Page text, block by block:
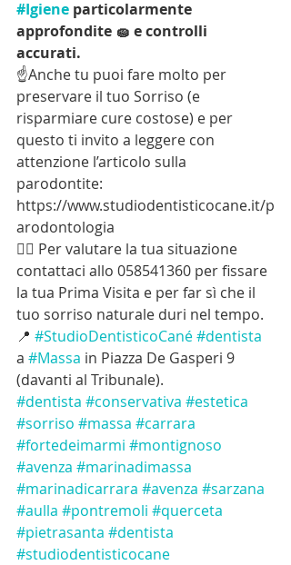
#Igiene particolarmente
approfondite 🧽 e controlli
accurati.
☝️Anche tu puoi fare molto per
preservare il tuo Sorriso (e
risparmiare cure costose) e per
questo ti invito a leggere con
attenzione l’articolo sulla
parodontite:
https://www.studiodentisticocane.it/p
arodontologia
👉🏻 Per valutare la tua situazione
contattaci allo 058541360 per fissare
la tua Prima Visita e per far sì che il
tuo sorriso naturale duri nel tempo.
📍 #StudioDentisticoCané#dentista
a #Massa in Piazza De Gasperi 9
(davanti al Tribunale).
#dentista #conservativa #estetica
#sorriso #massa #carrara
#fortedeimarmi #montignoso
#avenza #marinadimassa
#marinadicarrara #avenza #sarzana
#aulla #pontremoli #querceta
#pietrasanta #dentista
#studiodentisticocane